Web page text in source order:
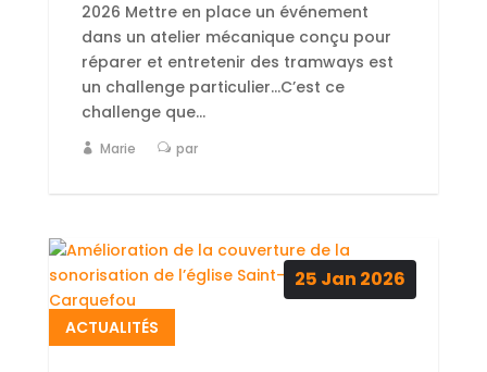
2026 Mettre en place un événement
dans un atelier mécanique conçu pour
réparer et entretenir des tramways est
un challenge particulier...C’est ce
challenge que...
Marie par
ACTUALITÉS
25 Jan 2026